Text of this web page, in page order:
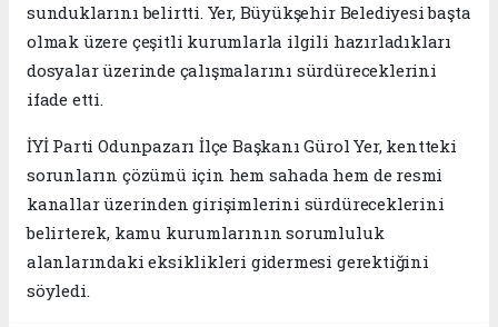
sunduklarını belirtti. Yer, Büyükşehir Belediyesi başta
olmak üzere çeşitli kurumlarla ilgili hazırladıkları
dosyalar üzerinde çalışmalarını sürdüreceklerini
ifade etti.
İYİ Parti Odunpazarı İlçe Başkanı Gürol Yer, kentteki
sorunların çözümü için hem sahada hem de resmi
kanallar üzerinden girişimlerini sürdüreceklerini
belirterek, kamu kurumlarının sorumluluk
alanlarındaki eksiklikleri gidermesi gerektiğini
söyledi.